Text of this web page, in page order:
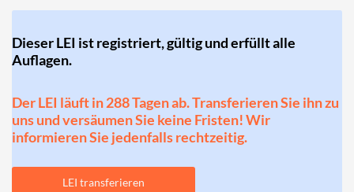
Dieser LEI ist registriert, gültig und erfüllt alle
Auflagen.
Der LEI läuft in 288 Tagen ab. Transferieren Sie ihn zu
uns und versäumen Sie keine Fristen! Wir
informieren Sie jedenfalls rechtzeitig.
LEI transferieren